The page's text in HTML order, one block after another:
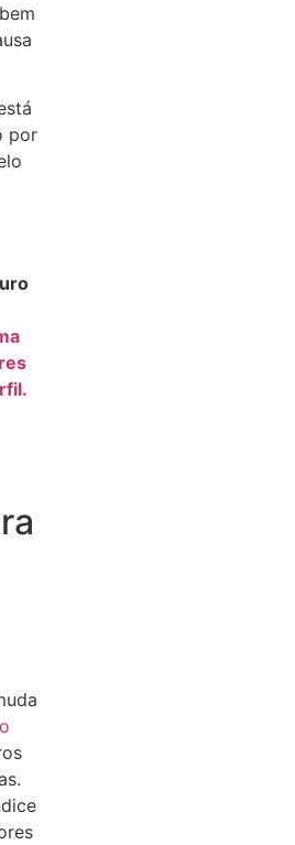
por